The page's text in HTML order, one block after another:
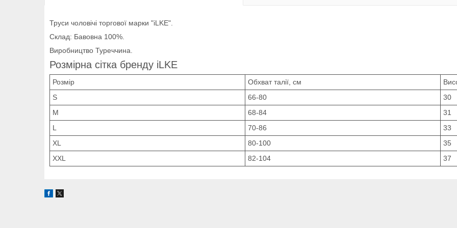
Труси чоловічі торгової марки "iLKE".
Склад: Бавовна 100%.
Виробництво Туреччина.
Розмірна сітка бренду iLKE
Розмір Обхват талії, см
S
66-80
30
M
68-84
31
L
70-86
33
XL
80-100
35
XXL
82-104 37